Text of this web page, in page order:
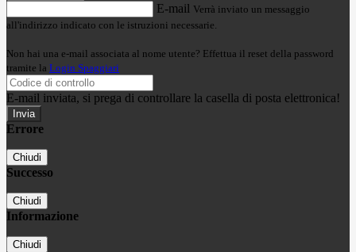
E-mail Verrà inviato un messaggio
all'indirizzo indicato con le istruzioni necessarie.
Non hai una e-mail associata al nome utente? Effettua il reset della password
tramite la Login Spaggiari
E-mail inviata, si prega di controllare la casella di posta elettronica!
Errore
Chiudi
Successo
Chiudi
Informazione
Chiudi